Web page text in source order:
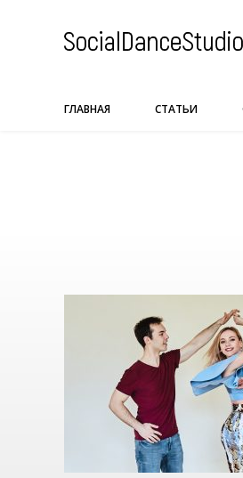
ГЛАВНАЯ СТАТЬИ